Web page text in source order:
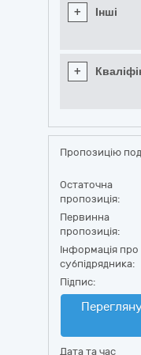
+ Інші
+
Пропозицію
Остаточна
пропозиція:
Первинна
пропозиція:
Інформація про
субпідрядника:
Підпис:
Дата та час